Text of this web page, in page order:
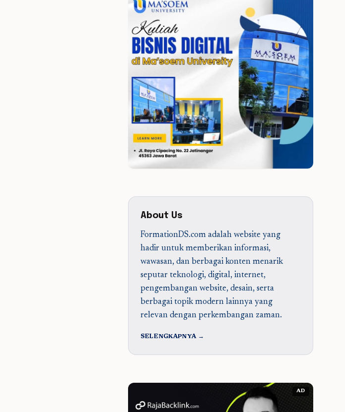
About Us
FormationDS.com adalah website yang
hadir untuk memberikan informasi,
wawasan, dan berbagai konten menarik
seputar teknologi, digital, internet,
pengembangan website, desain, serta
berbagai topik modern lainnya yang
relevan dengan perkembangan zaman.
SELENGKAPNYA →
AD